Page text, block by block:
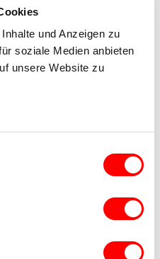
und Anzeigen zu
soziale Medien anbieten
unsere Website zu
FILMSCREENING